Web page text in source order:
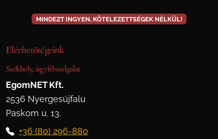
MINDEZT INGYEN, KÖTELEZETTSÉGEK NÉLKÜL!
Elérhetőségeink
Székhely, ügyfélszolgálat
EgomNET Kft.
2536 Nyergesújfalu
Paskom u. 13.
+36 (80) 296-880